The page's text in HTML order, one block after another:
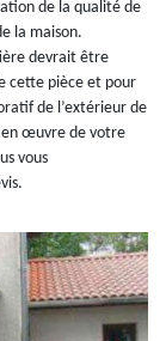
de la qualité de
la maison.
devrait être
cette pièce et pour
de l’extérieur de
œuvre de votre
vous